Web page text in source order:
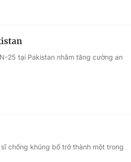
25 tại Pakistan nhằm tăng cường an
chống khủng bố trở thành một trong